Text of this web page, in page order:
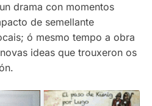
drama con momentos
de semellante
ó mesmo tempo a obra
ideas que trouxeron os